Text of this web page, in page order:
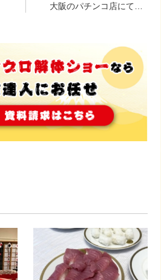
大阪のパチンコ店にて、